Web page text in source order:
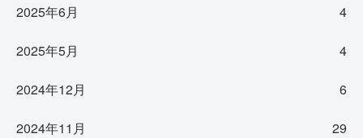
2025年6月 4
2025年5月 4
2024年12月 6
2024年11月 29